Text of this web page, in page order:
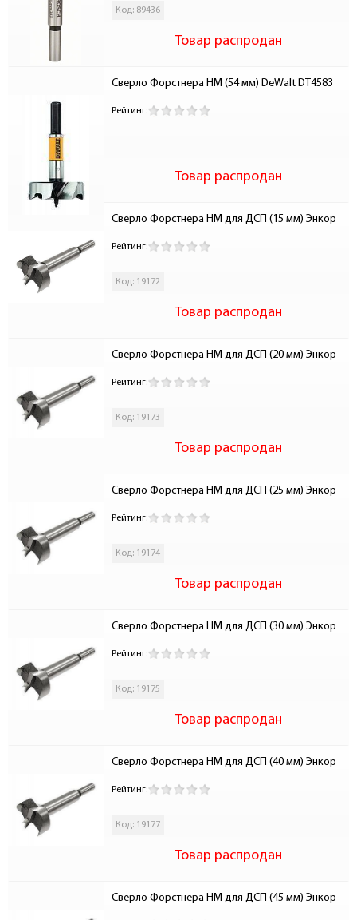
Код: 89436
Товар распродан
Сверло Форстнера HM (54 мм) DeWalt DT4583
Рейтинг:
Товар распродан
Сверло Форстнера НМ для ДСП (15 мм) Энкор
Рейтинг:
Код: 19172
Товар распродан
Сверло Форстнера НМ для ДСП (20 мм) Энкор
Рейтинг:
Код: 19173
Товар распродан
Сверло Форстнера НМ для ДСП (25 мм) Энкор
Рейтинг:
Код: 19174
Товар распродан
Сверло Форстнера НМ для ДСП (30 мм) Энкор
Рейтинг:
Код: 19175
Товар распродан
Сверло Форстнера НМ для ДСП (40 мм) Энкор
Рейтинг:
Код: 19177
Товар распродан
Сверло Форстнера НМ для ДСП (45 мм) Энкор